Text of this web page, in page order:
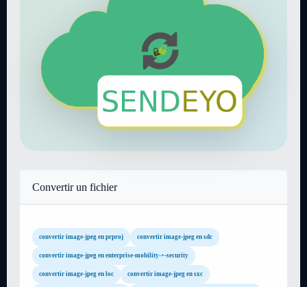
Convertir un fichier
convertir image-jpeg en prproj convertir image-jpeg en sdc
convertir image-jpeg en enterprise-mobility-+-security
convertir image-jpeg en loc convertir image-jpeg en sxc